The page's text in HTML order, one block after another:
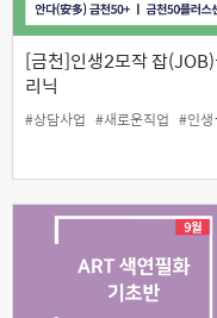
[금천]인생2모작 잡
리닉
#상담사업 #새로운직업 #인생설계